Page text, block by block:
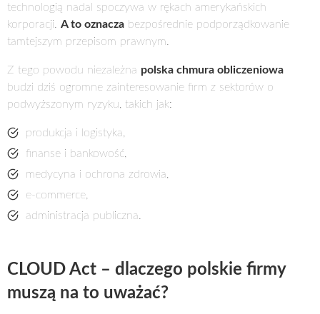
technologią nadal spoczywa w rękach amerykańskich
korporacji. A to oznacza bezpośrednie podporządkowanie
tamtejszym przepisom prawnym.
Z tego powodu niezależna polska chmura obliczeniowa
budzi dziś ogromne zainteresowanie firm z sektorów o
podwyższonym ryzyku, takich jak:
produkcja i logistyka,
finanse i bankowość,
medycyna i ochrona zdrowia,
e-commerce,
administracja publiczna.
CLOUD Act – dlaczego polskie firmy
muszą na to uważać?